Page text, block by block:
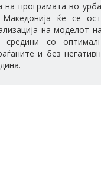
на програмата во
ќе се
на моделот
со
и без